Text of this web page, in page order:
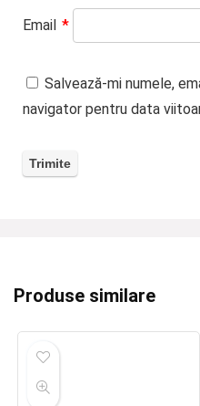
Email *
Salvează-mi numele,
navigator pentru data
Produse similare